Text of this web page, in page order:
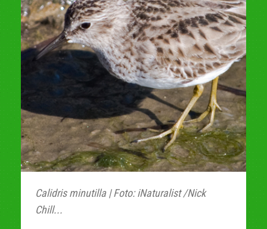
Calidris minutilla | Foto: iNaturalist /Nick
Chill...